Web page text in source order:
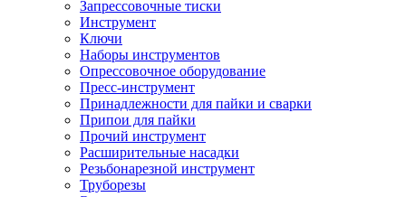
Запрессовочные тиски
Инструмент
Ключи
Наборы инструментов
Опрессовочное оборудование
Пресс-инструмент
Принадлежности для пайки и сварки
Припои для пайки
Прочий инструмент
Расширительные насадки
Резьбонарезной инструмент
Труборезы